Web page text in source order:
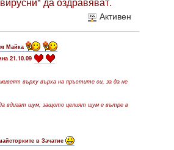
Активен
Майка
21.10.09
върху върха на пръстите си, за да не
вдигат шум, защото целият шум е вътре в
в Зачатие